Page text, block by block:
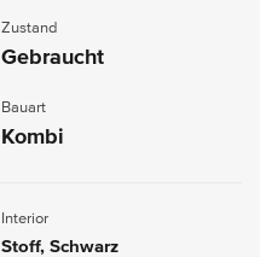
Zustand
Gebraucht
Bauart
Kombi
Interior
Stoff, Schwarz